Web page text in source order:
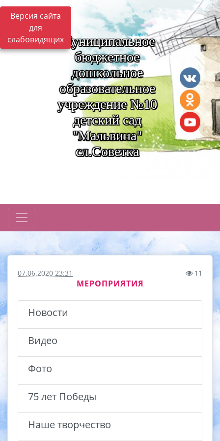
Версия сайта
для
слабовидящихМуниципальное
бюджетное
дошкольное
образовательное
учреждение №10
детский сад
"Мальвина"
сл.Советка
07.06.2020 23:31 11
МЕРОПРИЯТИЯ
Новости
Видео
Фото
75 лет Победы
Наше творчество